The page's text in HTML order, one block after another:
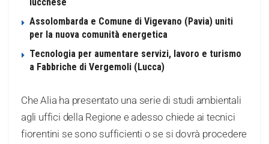
lucchese
Assolombarda e Comune di Vigevano (Pavia) uniti
per la nuova comunità energetica
Tecnologia per aumentare servizi, lavoro e turismo
a Fabbriche di Vergemoli (Lucca)
Che Alia ha presentato una serie di studi ambientali
agli uffici della Regione e adesso chiede ai tecnici
fiorentini se sono sufficienti o se si dovrà procedere